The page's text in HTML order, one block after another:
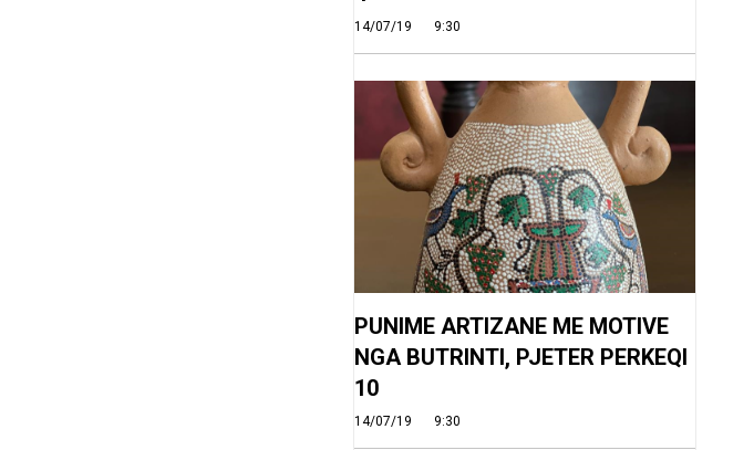
14/07/19 9:30
PUNIME ARTIZANE ME MOTIVE
NGA BUTRINTI, PJETER PERKEQI
10
14/07/19 9:30